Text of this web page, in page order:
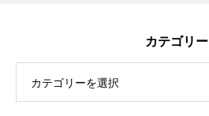
カテゴリー
カテゴリーを選択